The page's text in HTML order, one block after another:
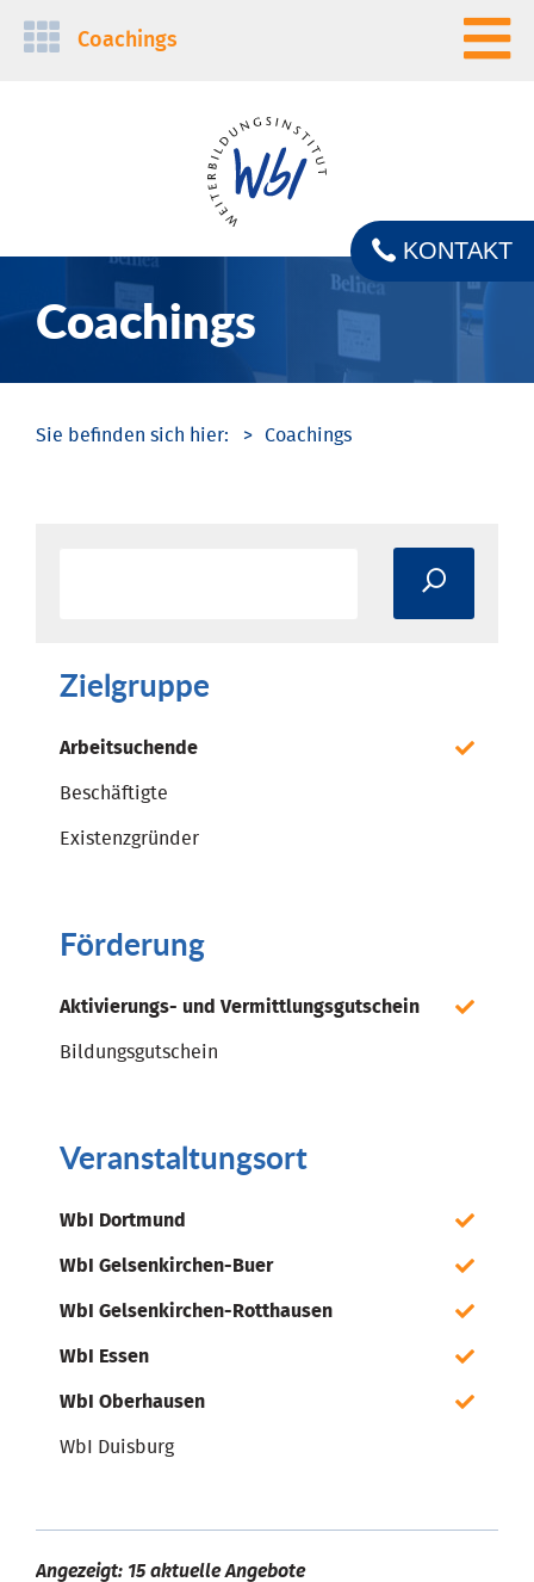
Navigation
Coachings
Coachings
KONTAKT
Coachings
Zielgruppe
Arbeitsuchende
Beschäftigte
Existenzgründer
Förderung
Aktivierungs- und Vermittlungsgutschein
Bildungsgutschein
Veranstaltungsort
WbI Dortmund
WbI Gelsenkirchen-Buer
WbI Gelsenkirchen-Rotthausen
WbI Essen
WbI Oberhausen
WbI Duisburg
Angezeigt: 15 aktuelle Angebote